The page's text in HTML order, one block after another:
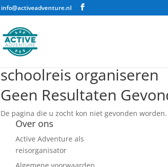
info@activeadventure.nl
schoolreis organiseren
Geen Resultaten
De pagina die u zocht kon niet gevonden
Over ons
Active Adventure als
reisorganisator